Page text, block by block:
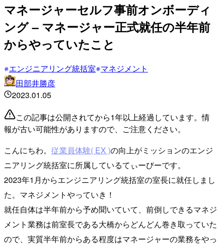
マネージャーセルフ事前オンボーディ
ング – マネージャー正式就任の半年前
からやっていたこと
エンジニアリング統括室 マネジメント
田部井勝彦
2023.01.05
この記事は公開されてから1年以上経過しています。情
報が古い可能性がありますので、ご注意ください。
こんにちわ。 従業員体験( EX )の向上がミッションのエンジ
ニアリング統括室に所属しているてぃーびーです。
2023年1月からエンジニアリング統括室の室長に就任しまし
た。マネジメントやっていき！
就任自体は半年前から予め聞いていて、前倒しできるマネジ
メント業務は前室長である大橋からどんどん巻き取っていた
ので、実質半年前からある程度はマネージャーの業務をやっ